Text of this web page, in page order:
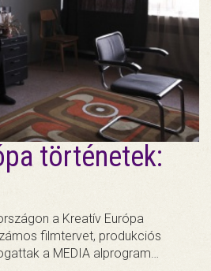
történetek:
a Kreatív Európa
filmtervet, produkciós
a MEDIA alprogram…